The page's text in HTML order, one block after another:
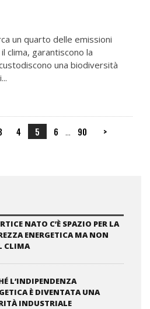
un quarto delle emissioni
clima, garantiscono la
una biodiversità
4 5 6 ... 90 >
NATO C’È SPAZIO PER LA
ENERGETICA MA NON
CLIMA
L’INDIPENDENZA
È DIVENTATA UNA
INDUSTRIALE